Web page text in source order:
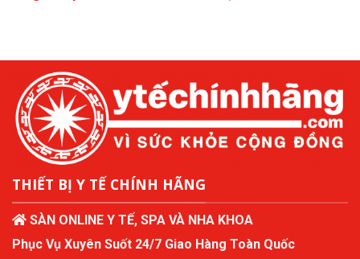
THIẾT BỊ Y TẾ CHÍNH HÃNG
SÀN ONLINE Y TẾ, SPA VÀ NHA KHOA
Phục Vụ Xuyên Suốt 24/7 Giao Hàng Toàn Quốc